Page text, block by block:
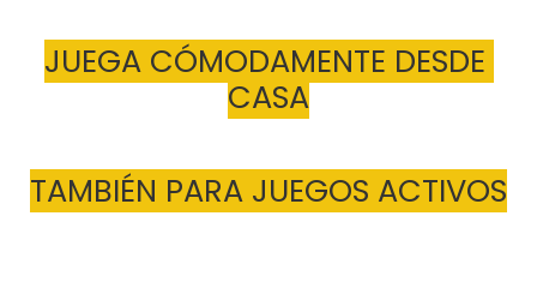
JUEGA CÓMODAMENTE DESDE
CASA
TAMBIÉN PARA JUEGOS ACTIVOS